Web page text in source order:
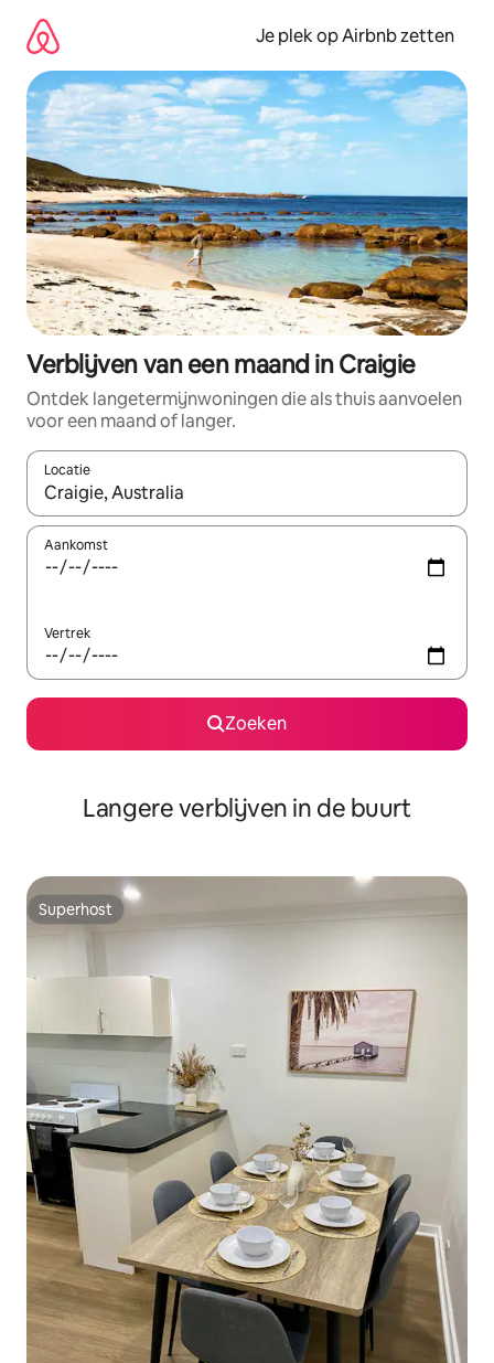
direct
naar
inhoud
Je plek op Airbnb zetten
Verblijven van een maand in Craigie
Ontdek langetermijnwoningen die als thuis aanvoelen
voor een maand of langer.
Locatie
Wanneer er resultaten beschikbaar zijn, maak je een keuze
Aankomst
Vertrek
Zoeken
Langere verblijven in de buurt
Superhost
Superhost